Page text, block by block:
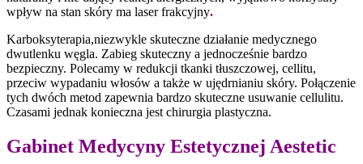
wpływ na stan skóry ma laser frakcyjny.
Karboksyterapia,niezwykle skuteczne działanie medycznego
dwutlenku węgla. Zabieg skuteczny a jednocześnie bardzo
bezpieczny. Polecamy w redukcji tkanki tłuszczowej, cellitu,
przeciw wypadaniu włosów a także w ujędrnianiu skóry. Połączenie
tych dwóch metod zapewnia bardzo skuteczne usuwanie cellulitu.
Czasami jednak konieczna jest chirurgia plastyczna.
Gabinet Medycyny Estetycznej Aestetic